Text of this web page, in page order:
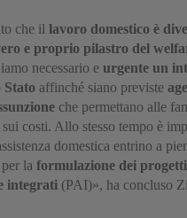
che il lavoro domestico è
e proprio pilastro del
necessario e urgente un
Stato affinché siano previste
che permettano alle
costi. Allo stesso tempo è
domestica entrino a
la formulazione dei progetti
integrati (PAI)», ha concluso